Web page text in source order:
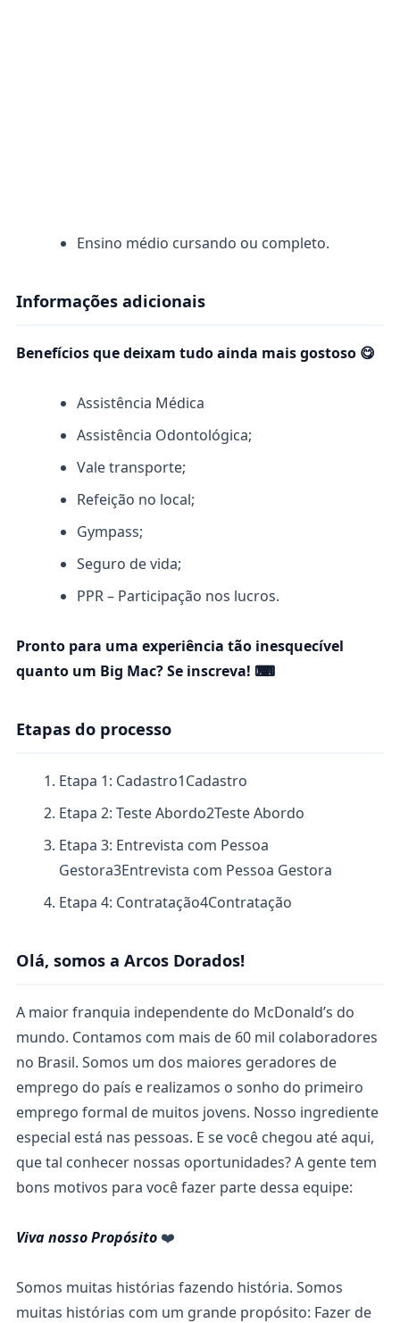
Ensino médio cursando ou completo.
Informações adicionais
Benefícios que deixam tudo ainda mais gostoso 😋
Assistência Médica
Assistência Odontológica;
Vale transporte;
Refeição no local;
Gympass;
Seguro de vida;
PPR – Participação nos lucros.
Pronto para uma experiência tão inesquecível
quanto um Big Mac? Se inscreva! ⌨
Etapas do processo
Etapa 1: Cadastro1Cadastro
Etapa 2: Teste Abordo2Teste Abordo
Etapa 3: Entrevista com Pessoa
Gestora3Entrevista com Pessoa Gestora
Etapa 4: Contratação4Contratação
Olá, somos a Arcos Dorados!
A maior franquia independente do McDonald’s do
mundo. Contamos com mais de 60 mil colaboradores
no Brasil. Somos um dos maiores geradores de
emprego do país e realizamos o sonho do primeiro
emprego formal de muitos jovens. Nosso ingrediente
especial está nas pessoas. E se você chegou até aqui,
que tal conhecer nossas oportunidades? A gente tem
bons motivos para você fazer parte dessa equipe:
Viva nosso Propósito ❤️
Somos muitas histórias fazendo história. Somos
muitas histórias com um grande propósito: Fazer de